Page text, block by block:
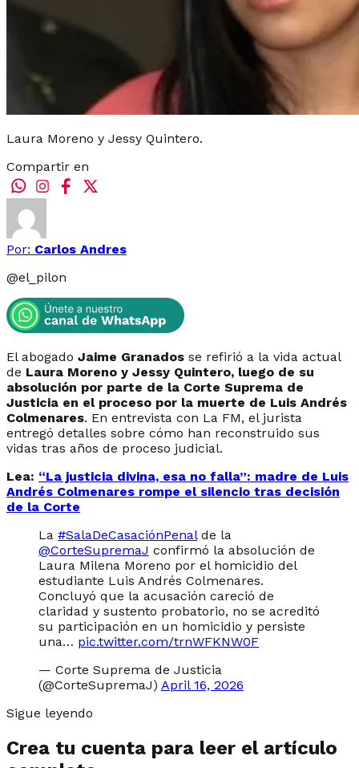
Laura Moreno y Jessy Quintero.
Compartir en
Por: Carlos Andres
@el_pilon
El abogado Jaime Granados se refirió a la vida actual
de Laura Moreno y Jessy Quintero, luego de su
absolución por parte de la Corte Suprema de
Justicia en el proceso por la muerte de Luis Andrés
Colmenares. En entrevista con La FM, el jurista
entregó detalles sobre cómo han reconstruido sus
vidas tras años de proceso judicial.
Lea: “La justicia divina, esa no falla”: madre de Luis
Andrés Colmenares rompe el silencio tras decisión
de la Corte
La #SalaDeCasaciónPenalde la
@CorteSupremaJ confirmó la absolución de
Laura Milena Moreno por el homicidio del
estudiante Luis Andrés Colmenares.
Concluyó que la acusación careció de
claridad y sustento probatorio, no se acreditó
su participación en un homicidio y persiste
una… pic.twitter.com/trnWFKNW0F
— Corte Suprema de Justicia
(@CorteSupremaJ) April 16, 2026
Sigue leyendo
Crea tu cuenta para leer el artículo